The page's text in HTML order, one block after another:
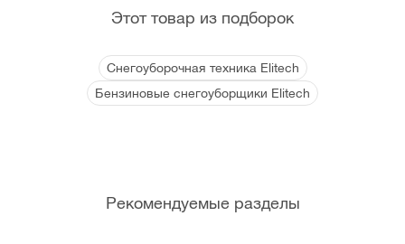
Этот товар из подборок
Снегоуборочная техника Elitech
Бензиновые снегоуборщики Elitech
Рекомендуемые разделы